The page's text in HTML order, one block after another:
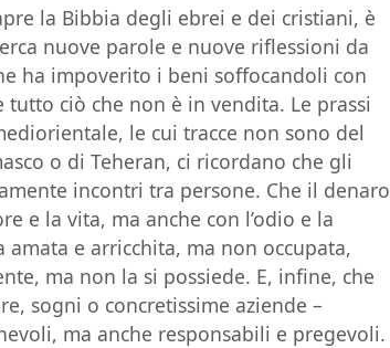
la Bibbia degli ebrei e dei cristiani, è
nuove parole e nuove riflessioni da
ha impoverito i beni soffocandoli con
tutto ciò che non è in vendita. Le prassi
le cui tracce non sono del
o di Teheran, ci ricordano che gli
incontri tra persone. Che il denaro
e la vita, ma anche con l’odio e la
amata e arricchita, ma non occupata,
ma non la si possiede. E, infine, che
sogni o concretissime aziende –
ma anche responsabili e pregevoli.